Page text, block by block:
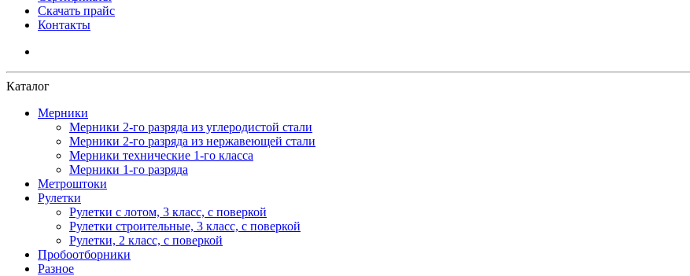
Скачать прайс
Контакты
Каталог
Мерники
Мерники 2-го разряда из углеродистой стали
Мерники 2-го разряда из нержавеющей стали
Мерники технические 1-го класса
Мерники 1-го разряда
Метроштоки
Рулетки
Рулетки с лотом, 3 класс, с поверкой
Рулетки строительные, 3 класс, с поверкой
Рулетки, 2 класс, с поверкой
Пробоотборники
Разное